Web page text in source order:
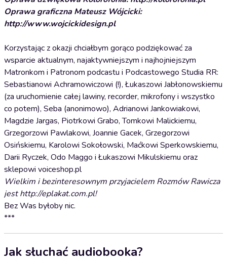
Oprawa graficzna Mateusz Wójcicki:
http://www.wojcickidesign.pl
Korzystając z okazji chciałbym gorąco podziękować za
wsparcie aktualnym, najaktywniejszym i najhojniejszym
Matronkom i Patronom podcastu i Podcastowego Studia RR:
Sebastianowi Achramowiczowi (!), Łukaszowi Jabłonowskiemu
(za uruchomienie całej lawiny, recorder, mikrofony i wszystko
co potem), Seba (anonimowo), Adrianowi Jankowiakowi,
Magdzie Jargas, Piotrkowi Grabo, Tomkowi Malickiemu,
Grzegorzowi Pawlakowi, Joannie Gacek, Grzegorzowi
Osińskiemu, Karolowi Sokołowski, Maćkowi Sperkowskiemu,
Darii Ryczek, Odo Maggo i Łukaszowi Mikulskiemu oraz
sklepowi voiceshop.pl
Wielkim i bezinteresownym przyjacielem Rozmów Rawicza
jest http://eplakat.com.pl!
Bez Was byłoby nic.
***
Jak słuchać audiobooka?